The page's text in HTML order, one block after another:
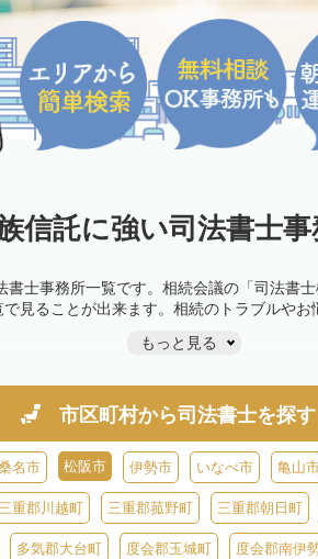
信託に強い司法書士
書士事務所一覧です。相続会議の「司法書
見ることが出来ます。相続のトラブルや
もっと見る
市区町村から司法書士を探す
名市 松阪市 伊勢市 いなべ市 亀山
重郡川越町 三重郡菰野町 三重郡朝日町
多気郡大台町 度会郡玉城町 度会郡南伊